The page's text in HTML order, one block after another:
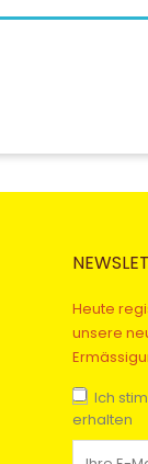
Heute
unsere
Ich
erhalten